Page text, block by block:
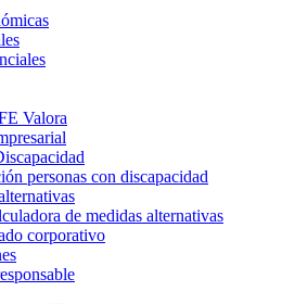
Valora
personas con discapacidad
de medidas alternativas
corporativo